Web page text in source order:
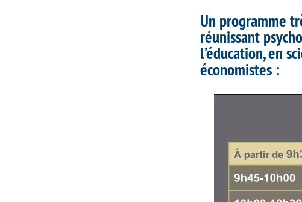
Un programme
réunissant
l’éducation, en
économistes :